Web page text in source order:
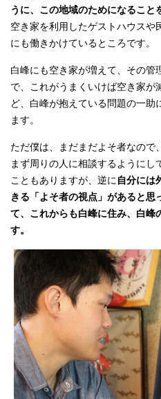
うに、この地域のためになること
空き家を利用したゲストハウスや
にも働きかけているところです。
白峰にも空き家が増えて、その管
で、これがうまくいけば空き家が
ど、白峰が抱えている問題の一助
ます。
ただ僕は、まだまだよそ者なので
まず周りの人に相談するようにし
こともありますが、逆に 自分には
きる「よそ者の視点」があると思
て、これからも白峰に住み、白峰
す。